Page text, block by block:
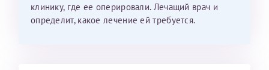
клинику, где ее оперировали. Лечащий врач и
определит, какое лечение ей требуется.